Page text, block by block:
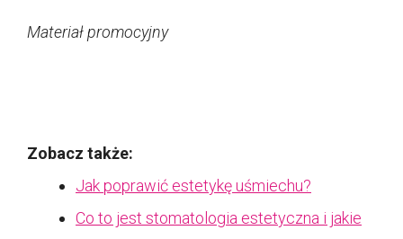
Materiał promocyjny
Zobacz także:
Jak poprawić estetykę uśmiechu?
Co to jest stomatologia estetyczna i jakie